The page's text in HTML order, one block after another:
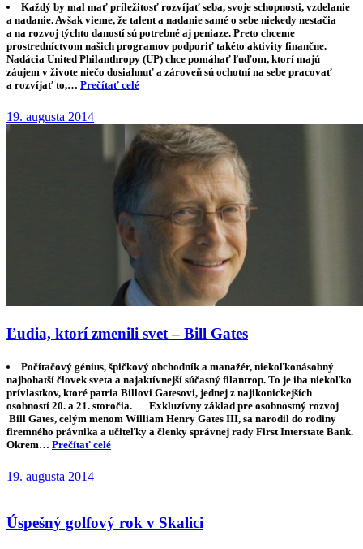
Každý by mal mať príležitosť rozvíjať seba, svoje schopnosti, vzdelanie
a nadanie. Avšak vieme, že talent a nadanie samé o sebe niekedy nestačia
a na rozvoj týchto daností sú potrebné aj peniaze. Preto chceme
prostredníctvom našich programov podporiť takéto aktivity finančne.
Nadácia United Philanthropy (UP) chce pomáhať ľuďom, ktorí majú
záujem v živote niečo dosiahnuť a zároveň sú ochotní na sebe pracovať
a rozvíjať to,… Prečítať celé
19. augusta 2014
Ľudia, ktorí zmenili svet – Bill Gates
Počítačový génius, špičkový obchodník a manažér, niekoľkonásobný
najbohatší človek sveta a najaktívnejší súčasný filantrop. To je iba niekoľko
prívlastkov, ktoré patria Billovi Gatesovi, jednej z najikonickejších
osobností 20. a 21. storočia. Exkluzívny základ pre osobnostný rozvoj
Bill Gates, celým menom William Henry Gates III, sa narodil do rodiny
firemného právnika a učiteľky a členky správnej rady First Interstate Bank.
Okrem… Prečítať celé
19. augusta 2014
Úspešný golfový rok v Skalici